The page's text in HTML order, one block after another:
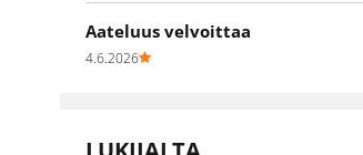
Aateluus velvoittaa
4.6.2026